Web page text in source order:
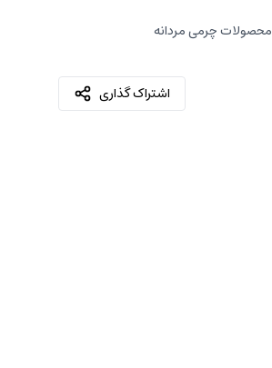
محصولات چرمی مردانه
اشتراک گذاری